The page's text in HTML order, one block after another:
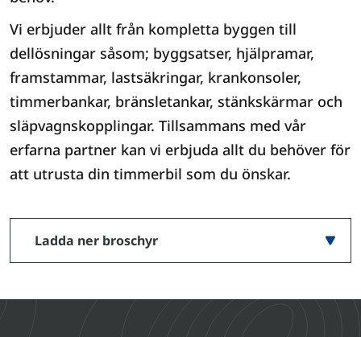
Vi erbjuder allt från kompletta byggen till
dellösningar såsom; byggsatser, hjälpramar,
framstammar, lastsäkringar, krankonsoler,
timmerbankar, bränsletankar, stänkskärmar och
släpvagnskopplingar. Tillsammans med vår
erfarna partner kan vi erbjuda allt du behöver för
att utrusta din timmerbil som du önskar.
Ladda ner broschyr